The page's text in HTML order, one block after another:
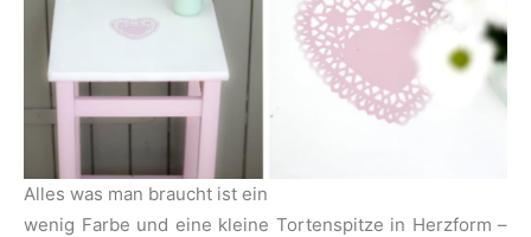
Alles was man braucht ist ein
wenig Farbe und eine kleine Tortenspitze in Herzform –